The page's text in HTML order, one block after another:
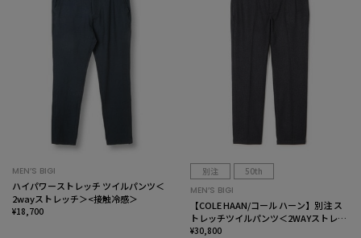
MEN’S BIGI
ハイパワーストレッチ ツイルパンツ＜
2wayストレッチ＞<接触冷感＞
¥18,700
別注
50th
MEN’S BIGI
【COLE HAAN/コール ハーン】別注 ス
トレッチツイルパンツ＜2WAYストレッ
チ＞
¥30,800